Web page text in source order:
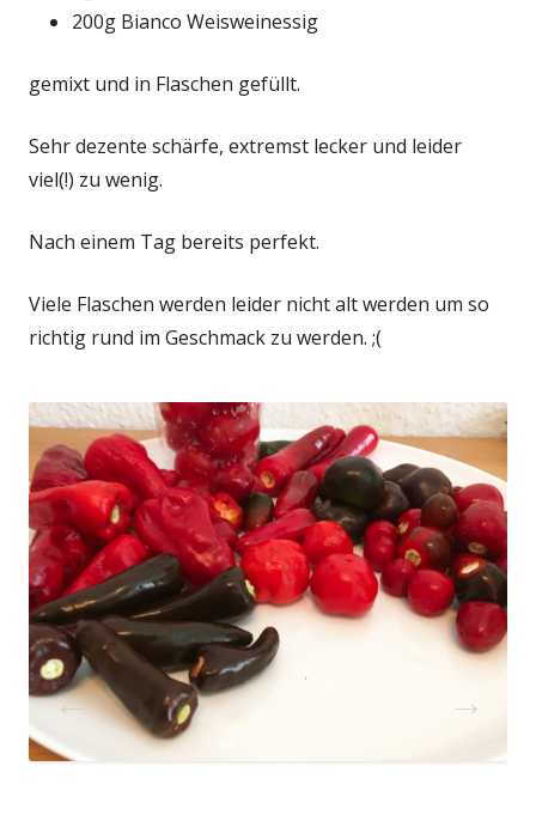
200g Bianco Weisweinessig
gemixt und in Flaschen gefüllt.
Sehr dezente schärfe, extremst lecker und leider
viel(!) zu wenig.
Nach einem Tag bereits perfekt.
Viele Flaschen werden leider nicht alt werden um so
richtig rund im Geschmack zu werden. ;(